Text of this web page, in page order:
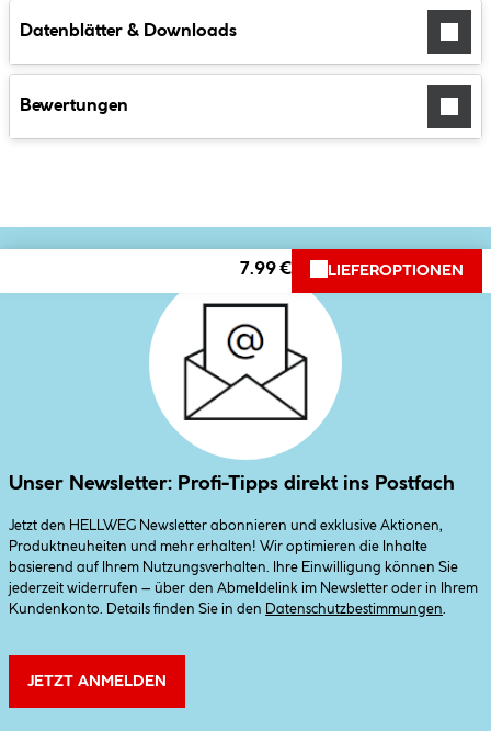
Datenblätter & Downloads
Bewertungen
7.99 € LIEFEROPTIONEN
Unser Newsletter: Profi-Tipps direkt ins Postfach
Jetzt den HELLWEG Newsletter abonnieren und exklusive Aktionen,
Produktneuheiten und mehr erhalten! Wir optimieren die Inhalte
basierend auf Ihrem Nutzungsverhalten. Ihre Einwilligung können Sie
jederzeit widerrufen – über den Abmeldelink im Newsletter oder in Ihrem
Kundenkonto. Details finden Sie in den
Datenschutzbestimmungen
JETZT ANMELDEN